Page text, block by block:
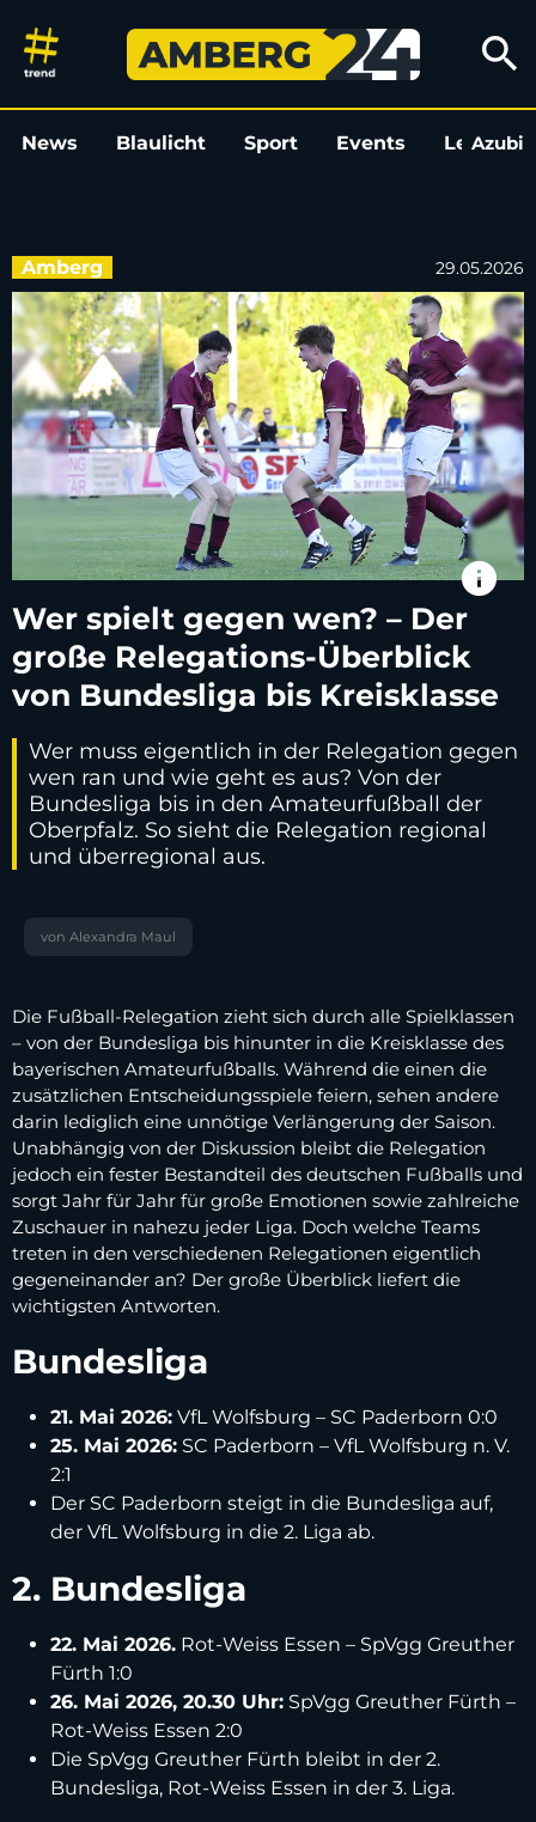
Wer spielt gegen wen? – Der
search
News Blaulicht Sport Events LeoAzubi
Amberg 29.05.2026
info
Wer spielt gegen wen? – Der
große Relegations-Überblick
von Bundesliga bis Kreisklasse
Wer muss eigentlich in der Relegation gegen
wen ran und wie geht es aus? Von der
Bundesliga bis in den Amateurfußball der
Oberpfalz. So sieht die Relegation regional
und überregional aus.
von Alexandra Maul
Die Fußball-Relegation zieht sich durch alle Spielklassen
– von der Bundesliga bis hinunter in die Kreisklasse des
bayerischen Amateurfußballs. Während die einen die
zusätzlichen Entscheidungsspiele feiern, sehen andere
darin lediglich eine unnötige Verlängerung der Saison.
Unabhängig von der Diskussion bleibt die Relegation
jedoch ein fester Bestandteil des deutschen Fußballs und
sorgt Jahr für Jahr für große Emotionen sowie zahlreiche
Zuschauer in nahezu jeder Liga. Doch welche Teams
treten in den verschiedenen Relegationen eigentlich
gegeneinander an? Der große Überblick liefert die
wichtigsten Antworten.
Bundesliga
21. Mai 2026: VfL Wolfsburg – SC Paderborn 0:0
25. Mai 2026: SC Paderborn – VfL Wolfsburg n. V.
2:1
Der SC Paderborn steigt in die Bundesliga auf,
der VfL Wolfsburg in die 2. Liga ab.
2. Bundesliga
22. Mai 2026. Rot-Weiss Essen – SpVgg Greuther
Fürth 1:0
26. Mai 2026, 20.30 Uhr: SpVgg Greuther Fürth –
Rot-Weiss Essen 2:0
Die SpVgg Greuther Fürth bleibt in der 2.
Bundesliga, Rot-Weiss Essen in der 3. Liga.